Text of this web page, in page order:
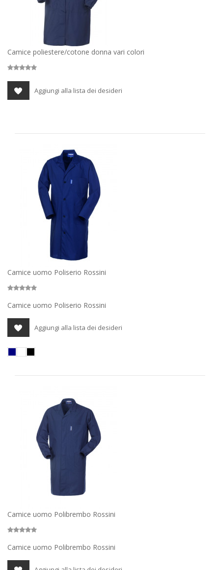
Camice poliestere/cotone donna vari colori
Aggiungi alla lista dei desideri
Camice uomo Poliserio Rossini
Camice uomo Poliserio Rossini
Aggiungi alla lista dei desideri
Camice uomo Polibrembo Rossini
Camice uomo Polibrembo Rossini